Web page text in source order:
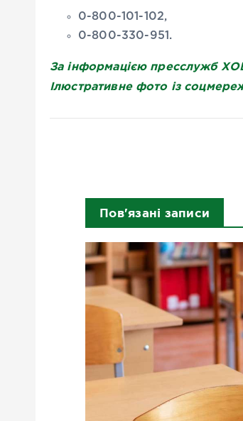
0-800-101-102,
0-800-330-951.
За інформацією пресслужб
Ілюстративне фото із
Пов'язані записи